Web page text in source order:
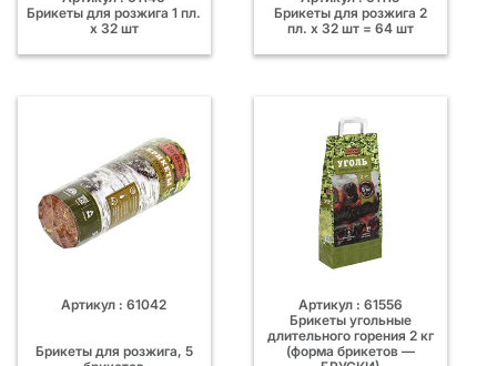
Брикеты для розжига 1 пл.
х 32 шт
Брикеты для розжига 2
пл. х 32 шт = 64 шт
Брикеты для розжига, 5
Артикул : 61042
Брикеты угольные
длительного горения 2 кг
(форма брикетов —
Артикул : 61556